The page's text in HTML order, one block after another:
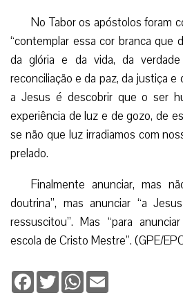
No Tabor os apóstolos foram
“contemplar essa cor branca que
da glória e da vida, da
reconciliação e da paz, da justiça
a Jesus é descobrir que o ser
experiência de luz e de gozo, de
se não que luz irradiamos com
prelado.
Finalmente anunciar, mas
doutrina”, mas anunciar “a
ressuscitou”. Mas “para
escola de Cristo Mestre”. (GPE/
Facebook
TwitterWhatsApp